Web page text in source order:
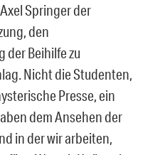
Springer der
den
der Beihilfe zu
Nicht die Studenten,
Presse, ein
dem Ansehen der
in der wir arbeiten,